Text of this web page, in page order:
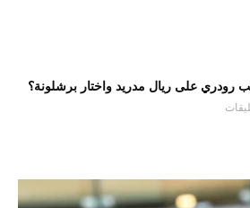
رودري على ريال مدريد واختار برشلونة؟